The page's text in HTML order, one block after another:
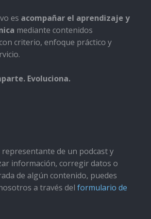
es acompañar el aprendizaje y
mediante contenidos
criterio, enfoque práctico y
Evoluciona.
de un podcast y
información, corregir datos o
de algún contenido, puedes
a través del formulario de